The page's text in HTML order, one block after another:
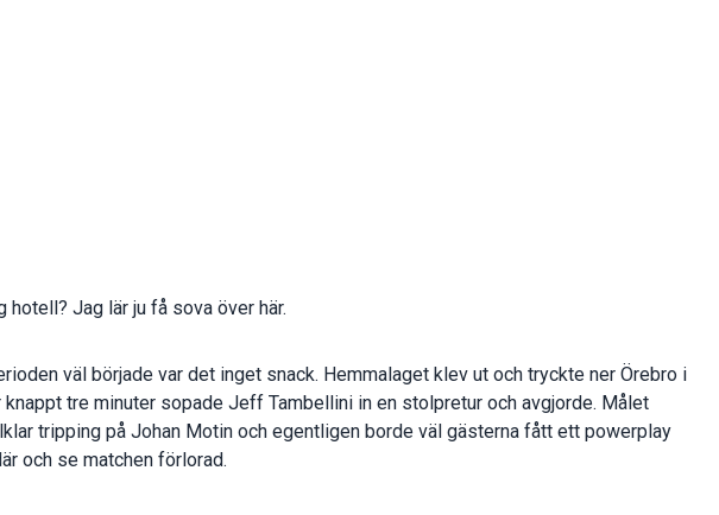
hotell? Jag lär ju få sova över här.
väl började var det inget snack. Hemmalaget klev ut och tryckte ner Örebro i
tre minuter sopade Jeff Tambellini in en stolpretur och avgjorde. Målet
tripping på Johan Motin och egentligen borde väl gästerna fått ett powerplay
och se matchen förlorad.